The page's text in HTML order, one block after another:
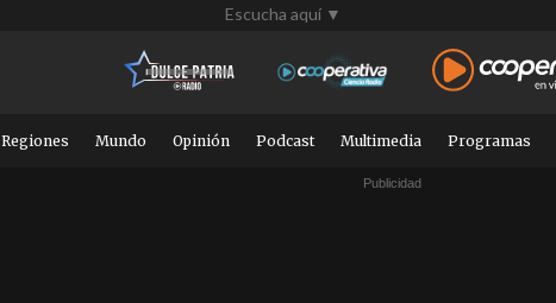
Escucha aquí ▼
Regiones Mundo Opinión Podcast Multimedia Programas